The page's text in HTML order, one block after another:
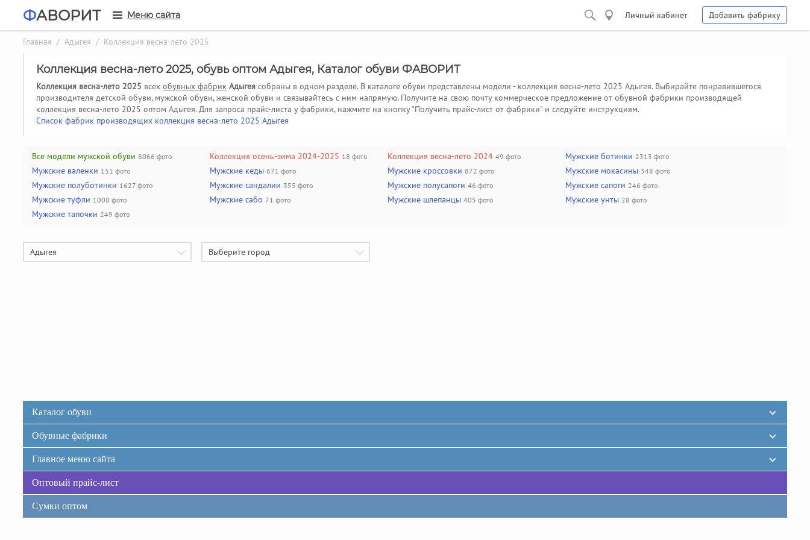
ФАВОРИТ Меню сайта Личный кабинет Добавить фабрику
Главная / Адыгея / Коллекция весна-лето 2025
Коллекция весна-лето 2025, обувь оптом Адыгея, Каталог обуви ФАВОРИТ
Коллекция весна-лето 2025 всех обувных фабрик Адыгея собраны в одном разделе. В каталоге обуви представлены модели - коллекция весна-лето 2025 Адыгея. Выбирайте понравившегося
производителя детской обуви, мужской обуви, женской обуви и связывайтесь с ним напрямую. Получите на свою почту коммерческое предложение от обувной фабрики производящей
коллекция весна-лето 2025 оптом Адыгея. Для запроса прайс-листа у фабрики, нажмите на кнопку "Получить прайс-лист от фабрики" и следуйте инструкциям.
Список фабрик производящих коллекция весна-лето 2025 Адыгея
Все модели мужской обуви 8066 фото Коллекция осень-зима 2024-2025 18 фото Коллекция весна-лето 2024 49 фото Мужские ботинки 2313 фото
Мужские валенки 151 фото Мужские кеды 671 фото Мужские кроссовки 872 фото Мужские мокасины 348 фото
Мужские полуботинки 1627 фото Мужские сандалии 355 фото Мужские полусапоги 46 фото Мужские сапоги 246 фото
Мужские туфли 1008 фото Мужские сабо 71 фото Мужские шлепанцы 405 фото Мужские унты 28 фото
Мужские тапочки 249 фото
Адыгея Выберите город
Каталог обуви
Обувные фабрики
Главное меню сайта
Оптовый прайс-лист
Сумки оптом